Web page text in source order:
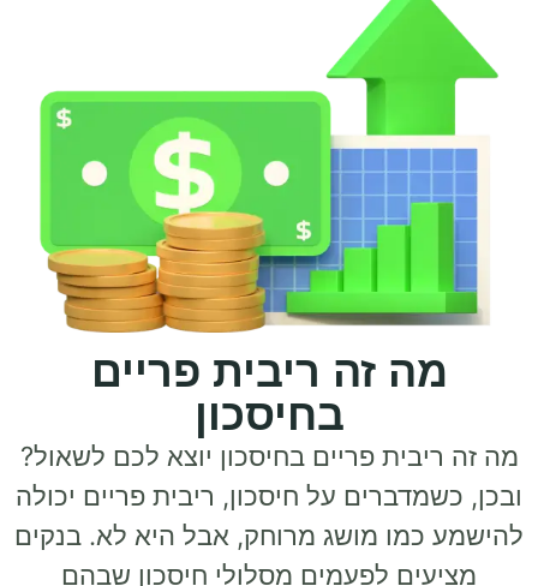
זה ריבית פריים
בחיסכון
פריים בחיסכון יוצא לכם לשאול?
על חיסכון, ריבית פריים יכולה
מושג מרוחק, אבל היא לא. בנקים
לפעמים מסלולי חיסכון שבהם